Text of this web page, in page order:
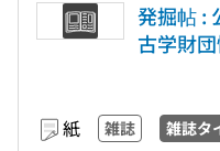
発掘帖 :
古学財
紙 雑誌 雑誌タ